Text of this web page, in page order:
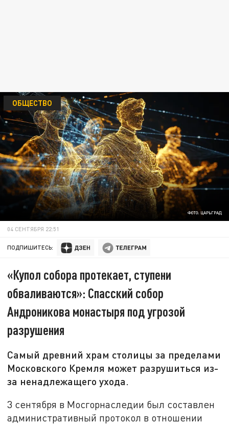
ФОТО: ЦАРЬГРАД
ОБЩЕСТВО
04 СЕНТЯБРЯ 22:51
ПОДПИШИТЕСЬ:
«Купол собора протекает, ступени
обваливаются»: Спасский собор
Андроникова монастыря под угрозой
разрушения
Самый древний храм столицы за пределами
Московского Кремля может разрушиться из-
за ненадлежащего ухода.
3 сентября в Мосгорнаследии был составлен
административный протокол в отношении